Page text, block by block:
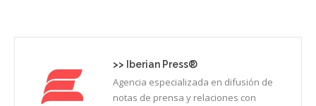
Facebook
X
LinkedInPinterestWhatsApp
>> Iberian Press®
Agencia especializada en difusión de
notas de prensa y relaciones con